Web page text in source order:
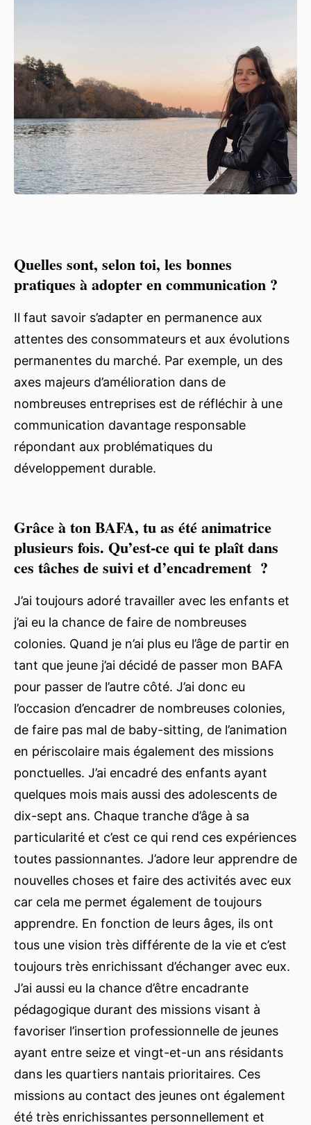
Quelles sont, selon toi, les bonnes
pratiques à adopter en communication ?
Il faut savoir s’adapter en permanence aux
attentes des consommateurs et aux évolutions
permanentes du marché. Par exemple, un des
axes majeurs d’amélioration dans de
nombreuses entreprises est de réfléchir à une
communication davantage responsable
répondant aux problématiques du
développement durable.
Grâce à ton BAFA, tu as été animatrice
plusieurs fois. Qu’est-ce qui te plaît dans
ces tâches de suivi et d’encadrement ?
J’ai toujours adoré travailler avec les enfants et
j’ai eu la chance de faire de nombreuses
colonies. Quand je n’ai plus eu l’âge de partir en
tant que jeune j’ai décidé de passer mon BAFA
pour passer de l’autre côté. J’ai donc eu
l’occasion d’encadrer de nombreuses colonies,
de faire pas mal de baby-sitting, de l’animation
en périscolaire mais également des missions
ponctuelles. J’ai encadré des enfants ayant
quelques mois mais aussi des adolescents de
dix-sept ans. Chaque tranche d’âge à sa
particularité et c’est ce qui rend ces expériences
toutes passionnantes. J’adore leur apprendre de
nouvelles choses et faire des activités avec eux
car cela me permet également de toujours
apprendre. En fonction de leurs âges, ils ont
tous une vision très différente de la vie et c’est
toujours très enrichissant d’échanger avec eux.
J’ai aussi eu la chance d’être encadrante
pédagogique durant des missions visant à
favoriser l’insertion professionnelle de jeunes
ayant entre seize et vingt-et-un ans résidants
dans les quartiers nantais prioritaires. Ces
missions au contact des jeunes ont également
été très enrichissantes personnellement et